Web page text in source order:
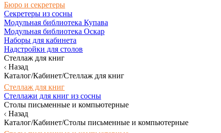
Бюро и секретеры
Секретеры из сосны
Модульная библиотека Купава
Модульная библиотека Оскар
Наборы для кабинета
Надстройки для столов
Стеллаж для книг
Назад
Каталог/Кабинет/Стеллаж для книг
Стеллаж для книг
Стеллажи для книг из сосны
Столы письменные и компьютерные
Назад
Каталог/Кабинет/Столы письменные и компьютерные